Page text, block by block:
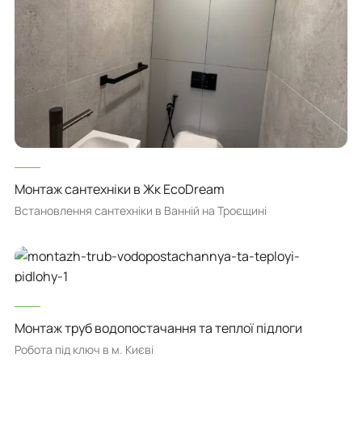
Монтаж сантехніки в Жк EcoDream
Встановлення сантехніки в Ванній на Троєщині
Монтаж труб водопостачання та теплої підлоги
Робота під ключ в м. Києві